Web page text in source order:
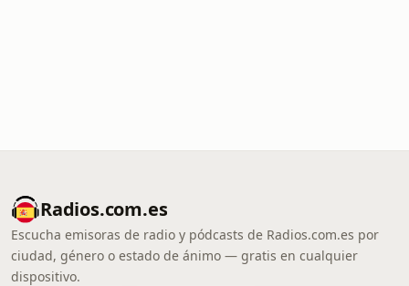
Radios.com.es
Escucha emisoras de radio y pódcasts de Radios.com.es por
ciudad, género o estado de ánimo — gratis en cualquier
dispositivo.